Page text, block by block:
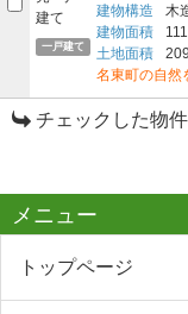
一戸建て
建物構造
木
建物面積
土地面積
名東町の自然
チェックした物
メニュー
トップページ